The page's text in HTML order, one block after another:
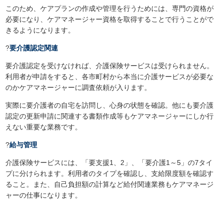
このため、ケアプランの作成や管理を行うためには、専門の資格が
必要になり、ケアマネージャー資格を取得することで行うことがで
きるようになります。
?要介護認定関連
要介護認定を受けなければ、介護保険サービスは受けられません。
利用者が申請をすると、各市町村から本当に介護サービスが必要な
のかケアマネージャーに調査依頼が入ります。
実際に要介護者の自宅を訪問し、心身の状態を確認。他にも要介護
認定の更新申請に関連する書類作成等もケアマネージャーにしか行
えない重要な業務です。
?給与管理
介護保険サービスには、「要支援1、2」、「要介護1～5」の7タイ
プに分けられます。利用者のタイプを確認し、支給限度額を確認す
ること。また、自己負担額の計算など給付関連業務もケアマネージ
ャーの仕事になります。